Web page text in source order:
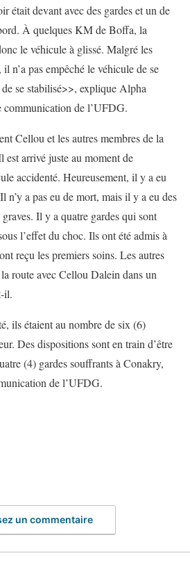
était devant avec des gardes et un de
À quelques KM de Boffa, la
le véhicule à glissé. Malgré les
n’a pas empêché le véhicule de se
se stabilisé>>, explique Alpha
communication de l’UFDG.
Cellou et les autres membres de la
est arrivé juste au moment de
accidenté. Heureusement, il y a eu
n’y a pas eu de mort, mais il y a eu des
Il y a quatre gardes qui sont
l’effet du choc. Ils ont été admis à
reçu les premiers soins. Les autres
route avec Cellou Dalein dans un
il.
ils étaient au nombre de six (6)
Des dispositions sont en train d’être
(4) gardes souffrants à Conakry,
de l’UFDG.
un commentaire